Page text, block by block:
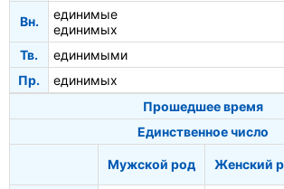
Вн.
единимые
единимых
Тв.
единимыми
Пр.
единимых
Прошедшее время
Единственное число
Мужской род Женский